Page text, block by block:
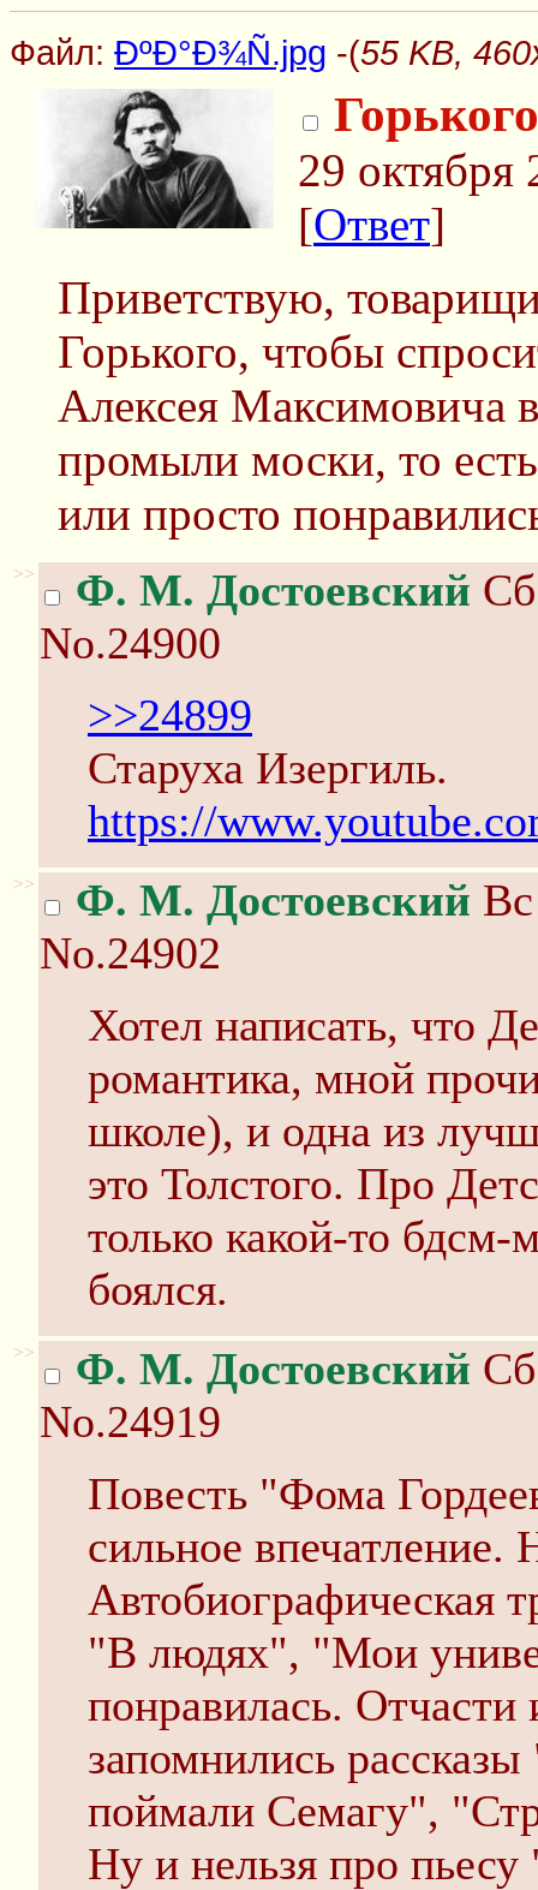
Файл: ÐºÐ°Ð¾Ñ.jpg -(55 KB,
29 октября
[Ответ]
Приветствую,
Горького, чтобы
Алексея Максимовича
промыли моски, то
или просто
>> Ф. М. Достоевский
No.24900
>>24899
Старуха Изергиль.
https://
>> Ф. М. Достоевский
No.24902
Хотел написать, что
романтика, мной
школе), и одна из
это Толстого. Про
только какой-то бдсм-
боялся.
>> Ф. М. Достоевский
No.24919
Повесть "Фома
сильное впечатление.
Автобиографическая
"В людях", "Мои
понравилась. Отчасти
запомнились
поймали Семагу",
Ну и нельзя про